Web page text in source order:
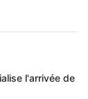
l'arrivée de